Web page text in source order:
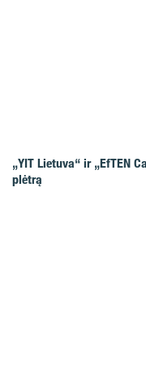
„YIT Lietuva“ ir „EfTEN
plėtrą